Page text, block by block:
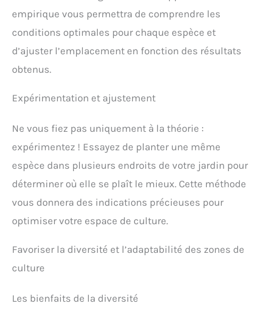
empirique vous permettra de comprendre les
conditions optimales pour chaque espèce et
d’ajuster l’emplacement en fonction des résultats
obtenus.
Expérimentation et ajustement
Ne vous fiez pas uniquement à la théorie :
expérimentez ! Essayez de planter une même
espèce dans plusieurs endroits de votre jardin pour
déterminer où elle se plaît le mieux. Cette méthode
vous donnera des indications précieuses pour
optimiser votre espace de culture.
Favoriser la diversité et l’adaptabilité des zones de
culture
Les bienfaits de la diversité